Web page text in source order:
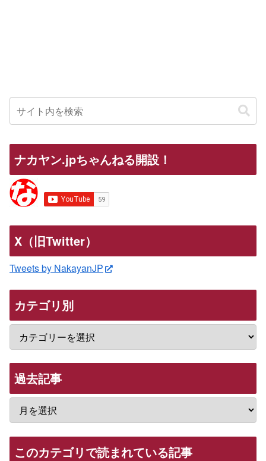
ナカヤン.jpちゃんねる開設！
X（旧Twitter）
Tweets by NakayanJP
カテゴリ別
過去記事
このカテゴリで読まれている記事